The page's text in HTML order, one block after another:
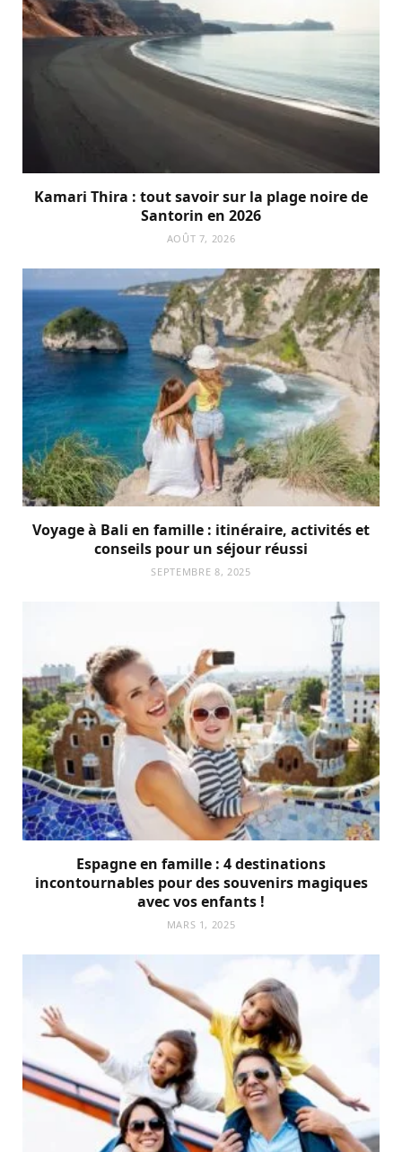
Kamari Thira : tout savoir sur la plage noire de
Santorin en 2026
AOÛT 7, 2026
Voyage à Bali en famille : itinéraire, activités et
conseils pour un séjour réussi
SEPTEMBRE 8, 2025
Espagne en famille : 4 destinations
incontournables pour des souvenirs magiques
avec vos enfants !
MARS 1, 2025